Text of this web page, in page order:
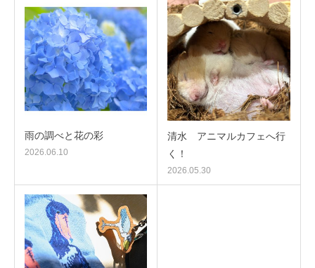
雨の調べと花の彩
2026.06.10
清水 アニマルカフェへ行
く！
2026.05.30